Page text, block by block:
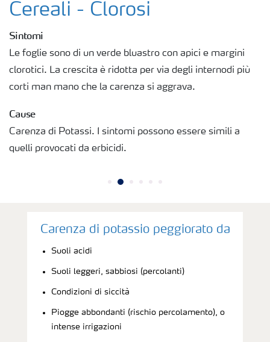
Cereali - Clorosi
Sintomi
Le foglie sono di un verde bluastro con apici e margini
clorotici. La crescita è ridotta per via degli internodi più
corti man mano che la carenza si aggrava.
Cause
Carenza di Potassi. I sintomi possono essere simili a
quelli provocati da erbicidi.
Carenza di potassio peggiorato da
Suoli acidi
Suoli leggeri, sabbiosi (percolanti)
Condizioni di siccità
Piogge abbondanti (rischio percolamento), o
intense irrigazioni